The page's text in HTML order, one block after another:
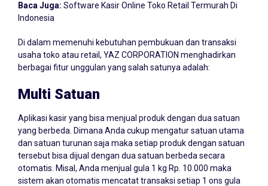
Baca Juga: Software Kasir Online Toko Retail Termurah Di
Indonesia
Di dalam memenuhi kebutuhan pembukuan dan transaksi
usaha toko atau retail, YAZ CORPORATION menghadirkan
berbagai fitur unggulan yang salah satunya adalah:
Multi Satuan
Aplikasi kasir yang bisa menjual produk dengan dua satuan
yang berbeda. Dimana Anda cukup mengatur satuan utama
dan satuan turunan saja maka setiap produk dengan satuan
tersebut bisa dijual dengan dua satuan berbeda secara
otomatis. Misal, Anda menjual gula 1 kg Rp. 10.000 maka
sistem akan otomatis mencatat transaksi setiap 1 ons gula